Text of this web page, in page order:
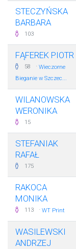
STECZYŃSKA
BARBARA
103
FĄFEREK PIOTR
58 · Wieczorne
Bieganie w Szczec...
WILANOWSKA
WERONIKA
15
STEFANIAK
RAFAŁ
175
RAKOCA
MONIKA
113 · WT Print
WASILEWSKI
ANDRZEJ